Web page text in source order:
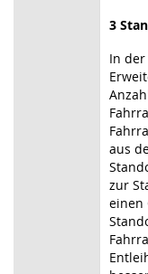
3
In
aus
zur
einen